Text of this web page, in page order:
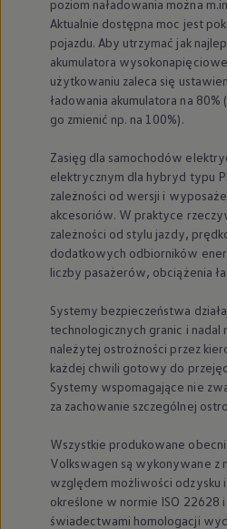
poziom naładowania można
Aktualnie dostępna moc jest
pojazdu. Aby utrzymać jak
akumulatora
użytkowaniu zaleca się
ładowania akumulatora na
go zmienić np. na 100%).
Zasięg dla samochodów
elektrycznym dla hybryd typu
zależności od wersji i
akcesoriów. W praktyce
zależności od stylu jazdy,
dodatkowych odbiorników
liczby pasażerów, obciążenia
Systemy bezpieczeństwa
technologicznych granic i nadal
należytej ostrożności przez
każdej chwili gotowy do
Systemy wspomagające nie
za zachowanie szczególnej
Wszystkie produkowane
Volkswagen są wykonywane z
względem możliwości odzysku
określone w normie ISO 22628
świadectwami homologacji